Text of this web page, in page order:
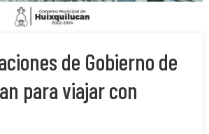
de Gobierno de
para viajar con